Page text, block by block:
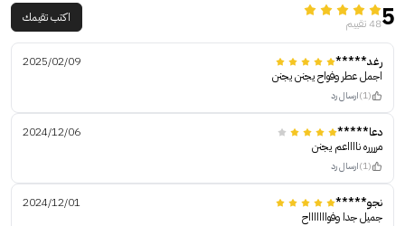
548 تقييم اكتب تقيمك
رغد*****
2025/02/09
اجمل عطر وفواح يجنن يجنن
(1) ارسال رد
دعا*****
2024/12/06
مرررره نااااعم يجنن
(1) ارسال رد
نجو*****
2024/12/01
جميل جدا وفواااااااح